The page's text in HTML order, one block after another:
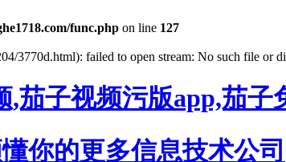
func.php on line 127
3770d.html): failed to open stream: No such file or
茄子视频污版app,茄子